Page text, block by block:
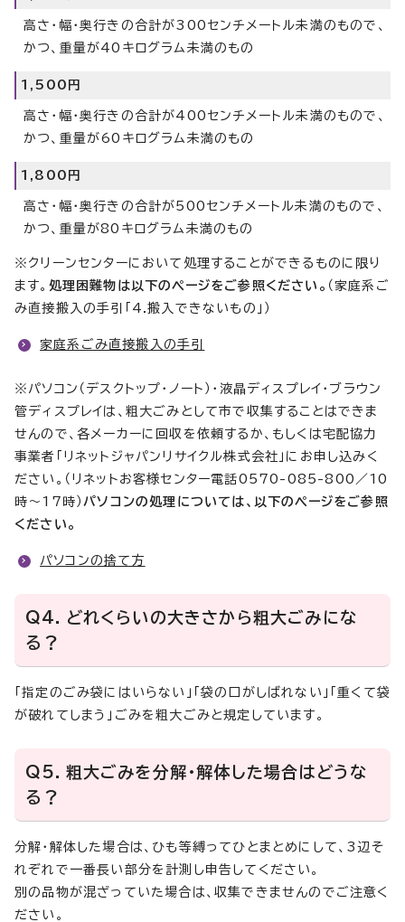
高さ・幅・奥行きの合計が300センチメートル未満のもので、
かつ、重量が40キログラム未満のもの
1,500円
高さ・幅・奥行きの合計が400センチメートル未満のもので、
かつ、重量が60キログラム未満のもの
1,800円
高さ・幅・奥行きの合計が500センチメートル未満のもので、
かつ、重量が80キログラム未満のもの
※クリーンセンターにおいて処理することができるものに限り
ます。 処理困難物は以下のページをご参照ください。 （家庭系ご
み直接搬入の手引「4.搬入できないもの」）
家庭系ごみ直接搬入の手引
※パソコン（デスクトップ・ノート）・液晶ディスプレイ・ブラウン
管ディスプレイは、粗大ごみとして市で収集することはできま
せんので、各メーカーに回収を依頼するか、もしくは宅配協力
事業者「リネットジャパンリサイクル株式会社」にお申し込みく
ださい。（リネットお客様センター電話0570-085-800／10
時～17時） パソコンの処理については、以下のページをご参照
ください。
パソコンの捨て方
Q4．どれくらいの大きさから粗大ごみにな
る？
「指定のごみ袋にはいらない」「袋の口がしばれない」「重くて袋
が破れてしまう」ごみを粗大ごみと規定しています。
Q5．粗大ごみを分解・解体した場合はどうな
る？
分解・解体した場合は、ひも等縛ってひとまとめにして、3辺そ
れぞれで一番長い部分を計測し申告してください。
別の品物が混ざっていた場合は、収集できませんのでご注意く
ださい。